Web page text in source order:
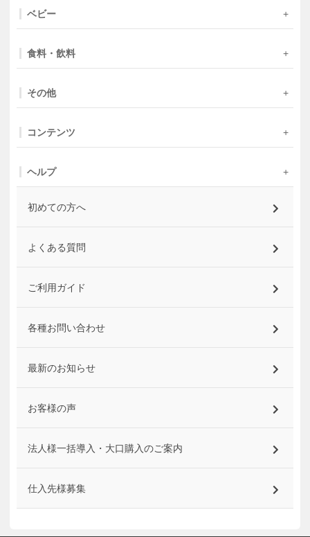
ベビー
食料・飲料
その他
コンテンツ
ヘルプ
初めての方へ
よくある質問
ご利用ガイド
各種お問い合わせ
最新のお知らせ
お客様の声
法人様一括導入・大口購入のご案内
仕入先様募集